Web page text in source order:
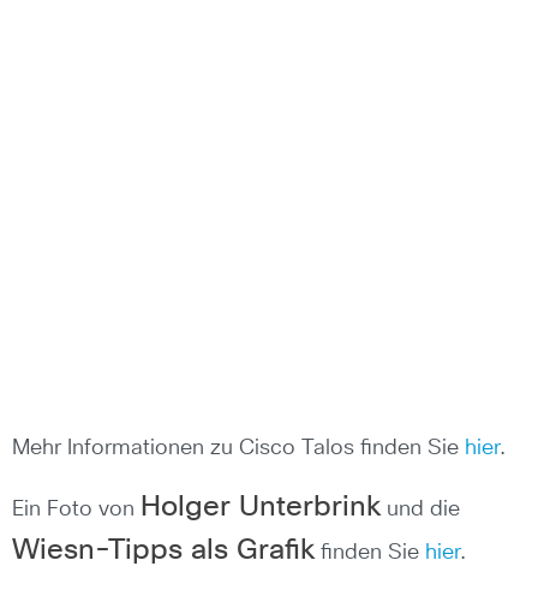
Mehr Informationen zu Cisco Talos finden Sie hier.
Ein Foto von Holger Unterbrinkund die
Wiesn-Tipps als Grafikfinden Sie hier.